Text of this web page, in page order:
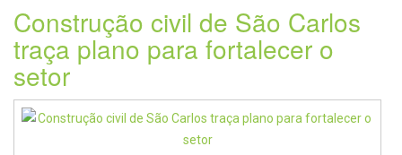
Construção civil de São Carlos
traça plano para fortalecer o
setor